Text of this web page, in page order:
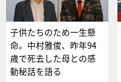
子供たちのため一生懸
命。中村雅俊、昨年94
歳で死去した母との感
動秘話を語る